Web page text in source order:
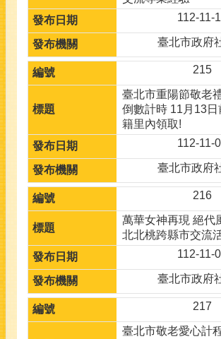
112-11-
臺北市政府
215
臺北市重陽節敬老
倒數計時 11月13日
籍里內領取!
112-11-
臺北市政府
216
萬華女神再現 絕代
北北桃跨縣市交流
112-11-
臺北市政府
217
臺北市敬老愛心計